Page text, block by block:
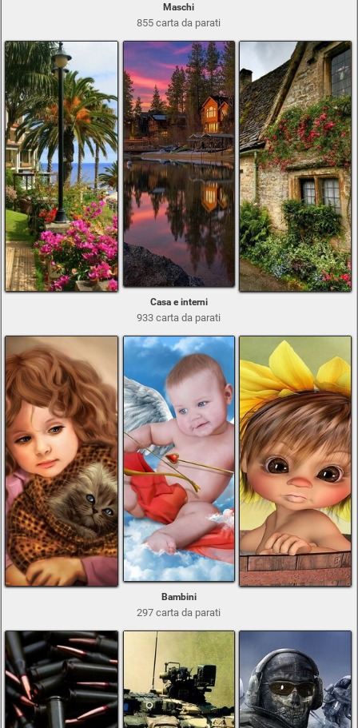
Maschi
855 carta da parati
Casa e interni
933 carta da parati
Bambini
297 carta da parati